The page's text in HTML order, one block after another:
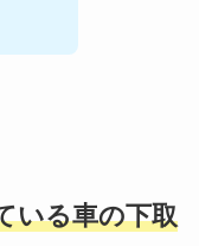
いる車の下取